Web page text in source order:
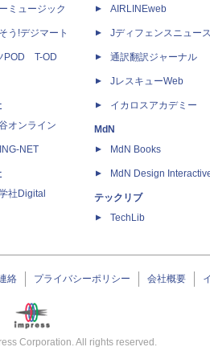
ミュージック
う!デジマート
POD T-OD
オンライン
NET
社Digital
AIRLINEweb
Jディフェンスニュー
通訳翻訳ジャーナル
JレスキューWeb
イカロスアカデミー
MdN
MdN Books
MdN Design
テックリブ
TechLib
絡 プライバシーポリシー 会社概要
Corporation. All rights reserved.